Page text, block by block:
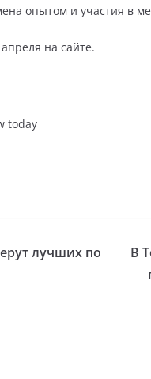
опытом и участия в
на сайте.
today
лучших по
В